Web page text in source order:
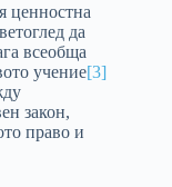
ценностна
да
всеобща
учение[3]
закон,
право и